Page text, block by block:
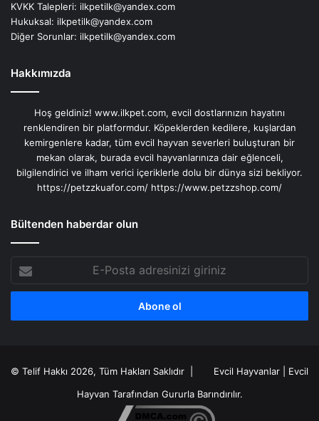
KVKK Talepleri: ilkpetilk@yandex.com
Hukuksal: ilkpetilk@yandex.com
Diğer Sorunlar: ilkpetilk@yandex.com
Hakkımızda
Hoş geldiniz! www.ilkpet.com, evcil dostlarınızın hayatını
renklendiren bir platformdur. Köpeklerden kedilere, kuşlardan
kemirgenlere kadar, tüm evcil hayvan severleri buluşturan bir
mekan olarak, burada evcil hayvanlarınıza dair eğlenceli,
bilgilendirici ve ilham verici içeriklerle dolu bir dünya sizi bekliyor.
https://petzzkuafor.com/ https://www.petzzshop.com/
Bültenden haberdar olun
E-
Posta
adresinizi
© Telif Hakkı 2026, Tüm Hakları Saklıdır | Evcil Hayvanlar
Evcil
Hayvan Tarafından Gururla Barındırılır.